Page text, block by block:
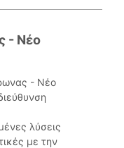
- Νέο
- Νέο
λύσεις
με την